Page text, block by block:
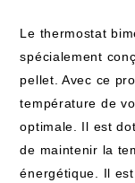
Le thermostat
spécialement
pellet. Avec ce
température de
optimale. Il est
de maintenir la
énergétique. Il